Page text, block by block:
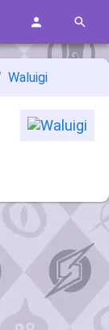
Waluigi